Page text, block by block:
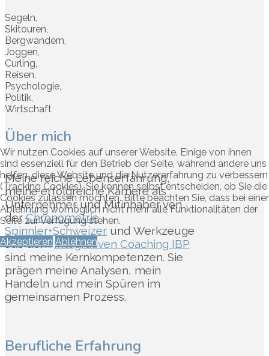
Segeln,
Skitouren,
Bergwandern,
Joggen,
Curling,
Reisen,
Psychologie,
Politik,
Wirtschaft
Über mich
Meine reiche Lebenserfahrung,
meine erfolgreiche Karriere als
Unternehmer und Mitinhaber von
derChronometrie
Spinnler+Schweizer und Werkzeuge
aus demIntegrativen Coaching IBP
sind meine Kernkompetenzen. Sie
prägen meine Analysen, mein
Handeln und mein Spüren im
gemeinsamen Prozess.
Berufliche Erfahrung
Wir nutzen Cookies auf unserer Website. Einige von ihnen
sind essenziell für den Betrieb der Seite, während andere uns
helfen, diese Website und die Nutzererfahrung zu verbessern
(Tracking Cookies). Sie können selbst entscheiden, ob Sie die
Cookies zulassen möchten. Bitte beachten Sie, dass bei einer
Ablehnung womöglich nicht mehr alle Funktionalitäten der
Seite zur Verfügung stehen.
Akzeptieren Ablehnen